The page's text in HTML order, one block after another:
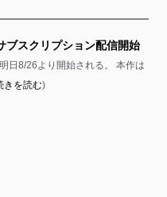
ブスクリプション配信開始
日8/26より開始される。 本作は
きを読む)